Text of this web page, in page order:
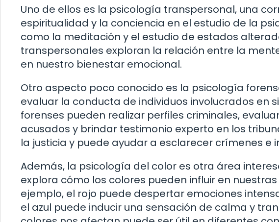
Uno de ellos es la psicología transpersonal, una
espiritualidad y la conciencia en el estudio de la
como la meditación y el estudio de estados
transpersonales exploran la relación entre la
en nuestro bienestar emocional.
Otro aspecto poco conocido es la psicología
evaluar la conducta de individuos involucrados en
forenses pueden realizar perfiles criminales,
acusados y brindar testimonio experto en los
la justicia y puede ayudar a esclarecer crímenes e
Además, la psicología del color es otra área
explora cómo los colores pueden influir en
ejemplo, el rojo puede despertar emociones
el azul puede inducir una sensación de calma y